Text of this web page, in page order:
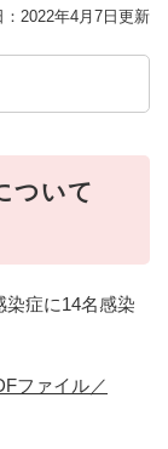
：2022年4月7日更新
ついて
症に14名感染
ファイル／